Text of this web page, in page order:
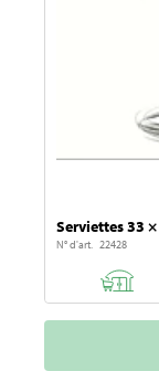
Serviettes 33
N° d'art. 22428